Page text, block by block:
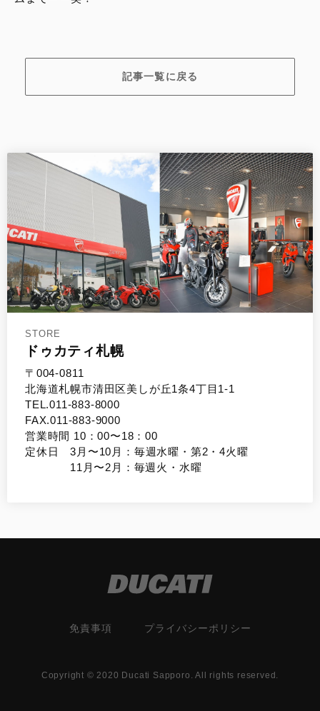
記事一覧に戻る
STORE
ドゥカティ札幌
〒004-0811
北海道札幌市清田区美しが丘1条4丁目1-1
TEL.011-883-8000
FAX.011-883-9000
営業時間 10：00〜18：00
定休日 3月〜10月：毎週水曜・第2・4火曜
11月〜2月：毎週火・水曜
免責事項 プライバシーポリシー
Copyright © 2020 Ducati Sapporo. All rights reserved.